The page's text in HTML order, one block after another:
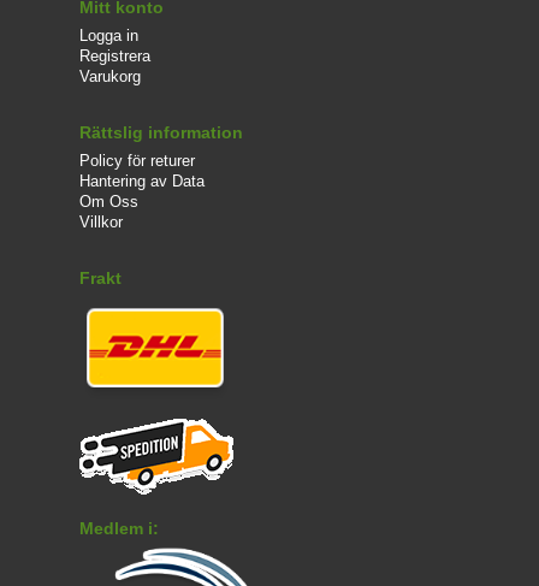
Mitt konto
Logga in
Registrera
Varukorg
Rättslig information
Policy för returer
Hantering av Data
Om Oss
Villkor
Frakt
Medlem i: